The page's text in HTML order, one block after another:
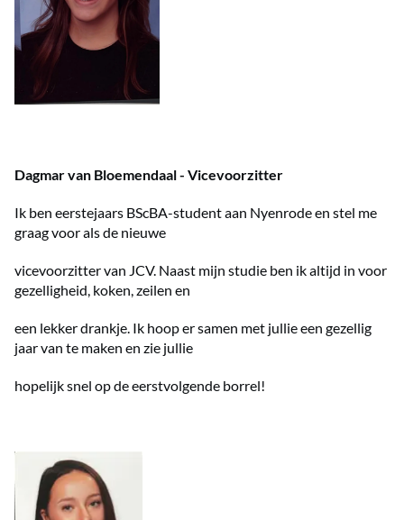
Dagmar van Bloemendaal - Vicevoorzitter
Ik ben eerstejaars BScBA-student aan Nyenrode en stel me
graag voor als de nieuwe
vicevoorzitter van JCV. Naast mijn studie ben ik altijd in voor
gezelligheid, koken, zeilen en
een lekker drankje. Ik hoop er samen met jullie een gezellig
jaar van te maken en zie jullie
hopelijk snel op de eerstvolgende borrel!